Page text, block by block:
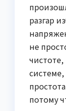
разгар
не
потому